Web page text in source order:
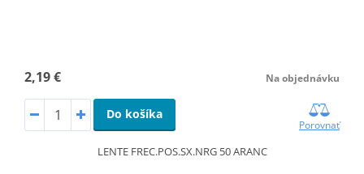
2,19 € Na objednávku
Do košíka
Porovnať
LENTE FREC.POS.SX.NRG 50 ARANC